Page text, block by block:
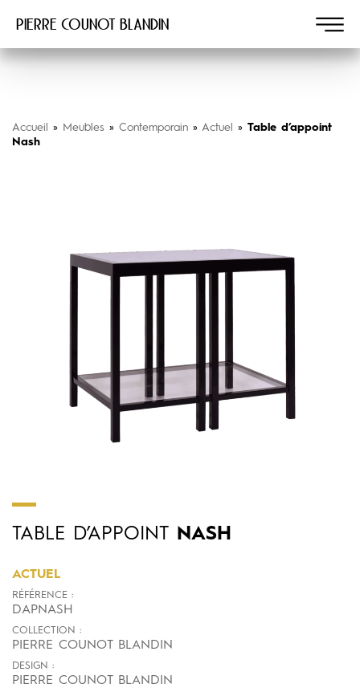
Pierre COUNOT BLANDIN
Accueil » Meubles » Contemporain » Actuel » Table d’appoint
Nash
TABLE D’APPOINT NASH
ACTUEL
RÉFÉRENCE :
DAPNASH
COLLECTION :
PIERRE COUNOT BLANDIN
DESIGN :
PIERRE COUNOT BLANDIN